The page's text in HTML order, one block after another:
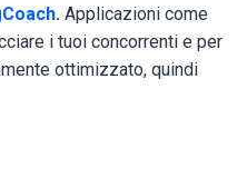
. Applicazioni come
i tuoi concorrenti e per
ottimizzato, quindi